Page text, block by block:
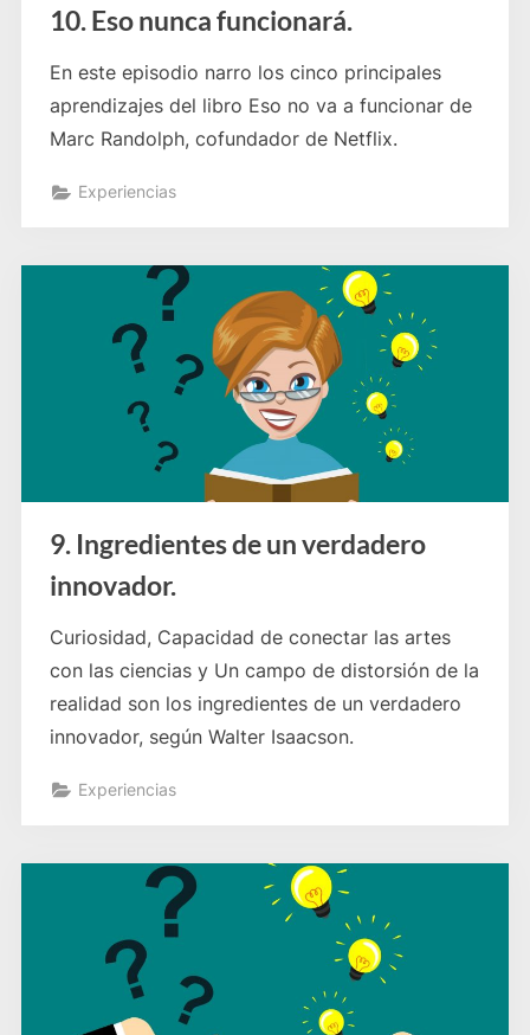
10. Eso nunca funcionará.
En este episodio narro los cinco principales
aprendizajes del libro Eso no va a funcionar de
Marc Randolph, cofundador de Netflix.
Experiencias
9. Ingredientes de un verdadero
innovador.
Curiosidad, Capacidad de conectar las artes
con las ciencias y Un campo de distorsión de la
realidad son los ingredientes de un verdadero
innovador, según Walter Isaacson.
Experiencias